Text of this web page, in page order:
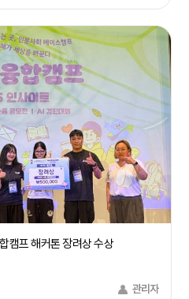
캠프 해커톤 장려상 수상
관리자